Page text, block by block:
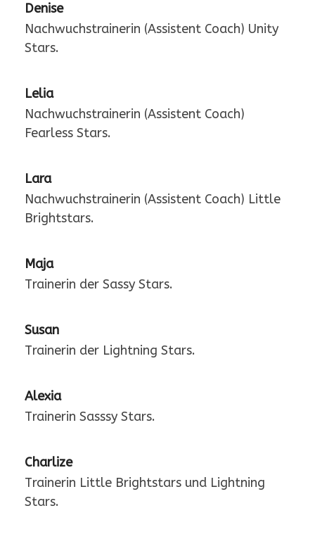
Denise
Nachwuchstrainerin (Assistent Coach) Unity
Stars.
Lelia
Nachwuchstrainerin (Assistent Coach)
Fearless Stars.
Lara
Nachwuchstrainerin (Assistent Coach) Little
Brightstars.
Maja
Trainerin der Sassy Stars.
Susan
Trainerin der Lightning Stars.
Alexia
Trainerin Sasssy Stars.
Charlize
Trainerin Little Brightstars und Lightning
Stars.